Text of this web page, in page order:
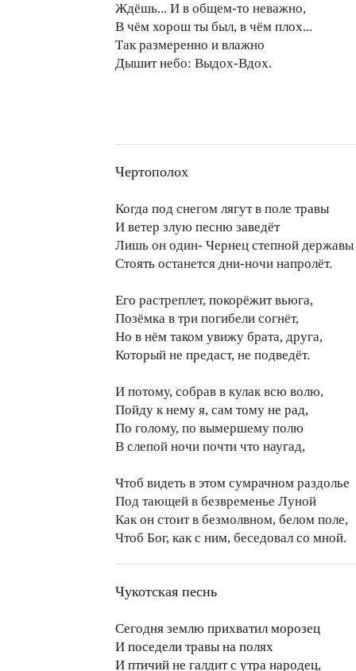
Ждёшь... И в общем-то неважно,
В чём хорош ты был, в чём плох...
Так размеренно и влажно
Дышит небо: Выдох-Вдох.
Чертополох
Когда под снегом лягут в поле травы
И ветер злую песню заведёт
Лишь он один- Чернец степной державы
Стоять останется дни-ночи напролёт.
Его растреплет, покорёжит вьюга,
Позёмка в три погибели согнёт,
Но в нём таком увижу брата, друга,
Который не предаст, не подведёт.
И потому, собрав в кулак всю волю,
Пойду к нему я, сам тому не рад,
По голому, по вымершему полю
В слепой ночи почти что наугад,
Чтоб видеть в этом сумрачном раздолье
Под тающей в безвременье Луной
Как он стоит в безмолвном, белом поле,
Чтоб Бог, как с ним, беседовал со мной.
Чукотская песнь
Сегодня землю прихватил морозец
И поседели травы на полях
И птичий не галдит с утра народец,